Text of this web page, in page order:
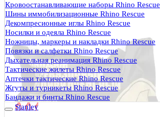
Кровоостанавливающие наборы Rhino Rescue
Шины иммобилизационные Rhino Rescue
Декомпресионные иглы Rhino Rescue
Носилки и одеяла Rhino Rescue
Ножницы, маркеры и накладки Rhino Rescue
Повязки и салфетки Rhino Rescue
Дыхательная реанимация Rhino Rescue
Тактические жилеты Rhino Rescue
Аптечки тактические Rhino Rescue
Жгуты и турникеты Rhino Rescue
Бандажи и бинты Rhino Rescue
Stanley
0
Тактическая медицина
Еда в дорогу
Термосы Stanley
Фильтры для воды
Оплата и доставка
Гарантия и возврат
Оптовикам
Контакты